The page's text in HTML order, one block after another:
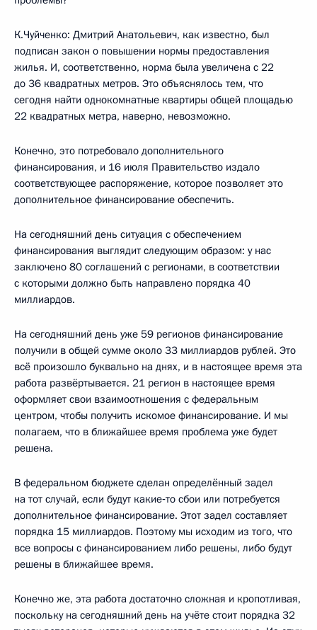
К.Чуйченко: Дмитрий Анатольевич, как известно, был
подписан закон о повышении нормы предоставления
жилья. И, соответственно, норма была увеличена с 22
до 36 квадратных метров. Это объяснялось тем, что
сегодня найти однокомнатные квартиры общей площадью
22 квадратных метра, наверно, невозможно.
Конечно, это потребовало дополнительного
финансирования, и 16 июля Правительство издало
соответствующее распоряжение, которое позволяет это
дополнительное финансирование обеспечить.
На сегодняшний день ситуация с обеспечением
финансирования выглядит следующим образом: у нас
заключено 80 соглашений с регионами, в соответствии
с которыми должно быть направлено порядка 40
миллиардов.
На сегодняшний день уже 59 регионов финансирование
получили в общей сумме около 33 миллиардов рублей. Это
всё произошло буквально на днях, и в настоящее время эта
работа развёртывается. 21 регион в настоящее время
оформляет свои взаимоотношения с федеральным
центром, чтобы получить искомое финансирование. И мы
полагаем, что в ближайшее время проблема уже будет
решена.
В федеральном бюджете сделан определённый задел
на тот случай, если будут какие‑то сбои или потребуется
дополнительное финансирование. Этот задел составляет
порядка 15 миллиардов. Поэтому мы исходим из того, что
все вопросы с финансированием либо решены, либо будут
решены в ближайшее время.
Конечно же, эта работа достаточно сложная и кропотливая,
поскольку на сегодняшний день на учёте стоит порядка 32